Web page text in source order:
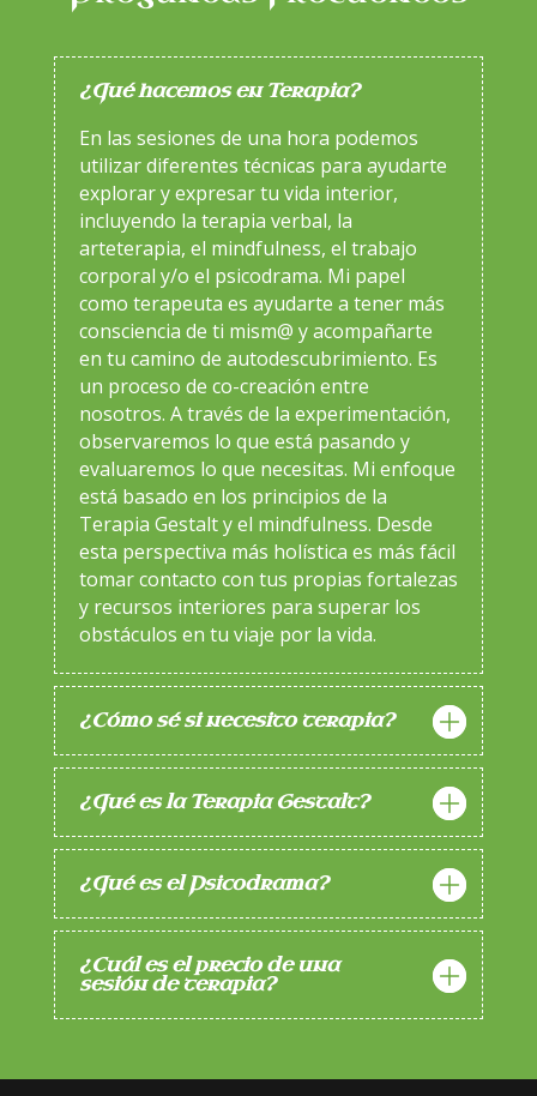
¿Qué hacemos en Terapia?
En las sesiones de una hora podemos
utilizar diferentes técnicas para ayudarte
explorar y expresar tu vida interior,
incluyendo la terapia verbal, la
arteterapia, el mindfulness, el trabajo
corporal y/o el psicodrama. Mi papel
como terapeuta es ayudarte a tener más
consciencia de ti mism@ y acompañarte
en tu camino de autodescubrimiento. Es
un proceso de co-creación entre
nosotros. A través de la experimentación,
observaremos lo que está pasando y
evaluaremos lo que necesitas. Mi enfoque
está basado en los principios de la
Terapia Gestalt y el mindfulness. Desde
esta perspectiva más holística es más fácil
tomar contacto con tus propias fortalezas
y recursos interiores para superar los
obstáculos en tu viaje por la vida.
¿Cómo sé si necesito terapia?
¿Qué es la Terapia Gestalt?
¿Qué es el Psicodrama?
¿Cuál es el precio de una
sesión de terapia?